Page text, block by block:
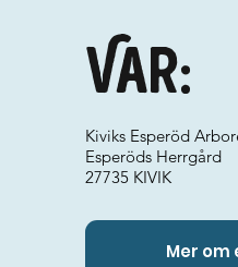
Var:
Kiviks Esperöd
Esperöds Herrgård
27735 KIVIK
Mer om